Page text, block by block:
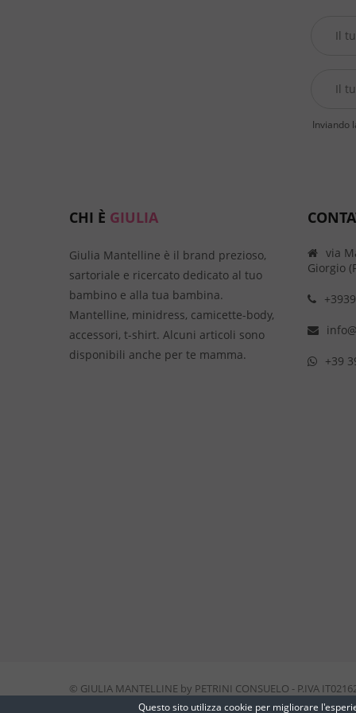
Inviando
CHI È GIULIA
Giulia Mantelline è il brand prezioso,
sartoriale e ricercato dedicato al tuo
bambino e alla tua bambina.
Mantelline, minidress, camicette-body,
accessori, t-shirt. Alcuni articoli sono
disponibili anche per te mamma.
via
Giorgio
+39
© GIULIA MANTELLINE by PETRINI CONSUELO - P.IVA
Questo sito utilizza cookie per migliorare